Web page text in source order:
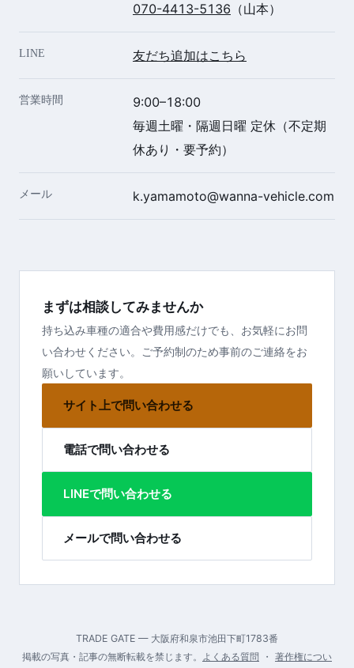
070-4413-5136 （山本）
LINE 友だち追加はこちら
営業時間
9:00–18:00
毎週土曜・隔週日曜 定休（不定期
休あり・要予約）
メール k.yamamoto@wanna-vehicle.com
まずは相談してみませんか
持ち込み車種の適合や費用感だけでも、お気軽にお問
い合わせください。ご予約制のため事前のご連絡をお
願いしています。
サイト上で問い合わせる
電話で問い合わせる
LINEで問い合わせる
メールで問い合わせる
TRADE GATE — 大阪府和泉市池田下町1783番
掲載の写真・記事の無断転載を禁じます。
よくある質問 ・ 著作権につい